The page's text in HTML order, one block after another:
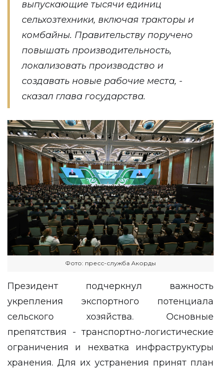
выпускающие тысячи единиц
сельхозтехники, включая тракторы и
комбайны. Правительству поручено
повышать производительность,
локализовать производство и
создавать новые рабочие места, -
сказал глава государства.
Фото: пресс-служба Акорды
Президент подчеркнул важность
укрепления экспортного потенциала
сельского хозяйства. Основные
препятствия - транспортно-логистические
ограничения и нехватка инфраструктуры
хранения. Для их устранения принят план